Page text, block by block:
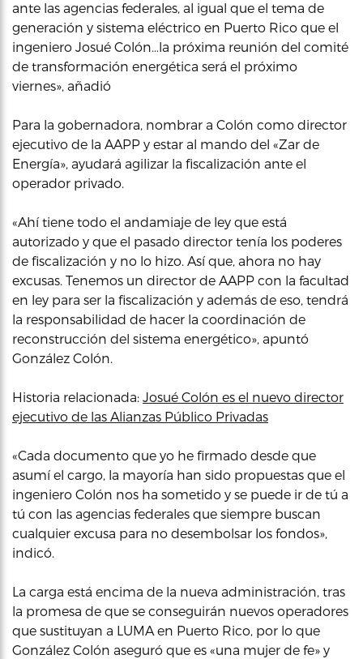
ante las agencias federales, al igual que el tema de
generación y sistema eléctrico en Puerto Rico que el
ingeniero Josué Colón…la próxima reunión del comité
de transformación energética será el próximo
viernes», añadió
Para la gobernadora, nombrar a Colón como director
ejecutivo de la AAPP y estar al mando del «Zar de
Energía», ayudará agilizar la fiscalización ante el
operador privado.
«Ahí tiene todo el andamiaje de ley que está
autorizado y que el pasado director tenía los poderes
de fiscalización y no lo hizo. Así que, ahora no hay
excusas. Tenemos un director de AAPP con la facultad
en ley para ser la fiscalización y además de eso, tendrá
la responsabilidad de hacer la coordinación de
reconstrucción del sistema energético», apuntó
González Colón.
Historia relacionada: Josué Colón es el nuevo director
ejecutivo de las Alianzas Público Privadas
«Cada documento que yo he firmado desde que
asumí el cargo, la mayoría han sido propuestas que el
ingeniero Colón nos ha sometido y se puede ir de tú a
tú con las agencias federales que siempre buscan
cualquier excusa para no desembolsar los fondos»,
indicó.
La carga está encima de la nueva administración, tras
la promesa de que se conseguirán nuevos operadores
que sustituyan a LUMA en Puerto Rico, por lo que
González Colón aseguró que es «una mujer de fe» y